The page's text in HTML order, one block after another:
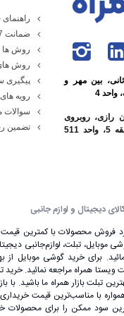
بین مهر و
4
رازی، روبروی
ساختمان آلومینیوم، پاساژ یگانه، طبقه 5، واحد 511
راهنمای
ضمانت 7 روزه ویستا همراه
روش ها
روش
پیگیری
رویه های
سوالات
تضمین
دیجیتال و لوازم جانبی
فروش محصولات با کمترین
موبایل، تبلت، لوازم‌جانبی
برای خرید گوشی موبایل از
همراه مراجعه نمائید. خرید
تبلت بازار همراه ما باشید. با
با مناسب‌ترین قیمت خریداری
سود ممکن را برای محصولات